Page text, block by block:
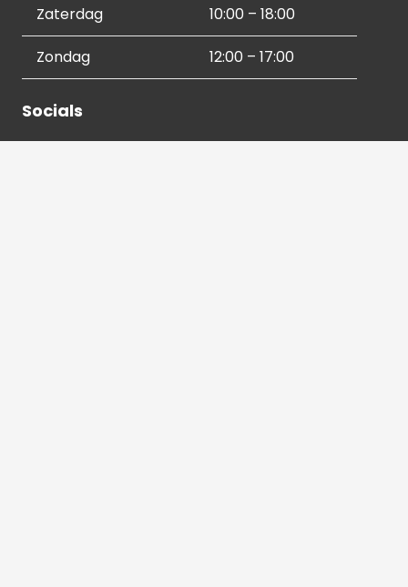
Zaterdag 10:00 – 18:00
Zondag 12:00 – 17:00
Socials